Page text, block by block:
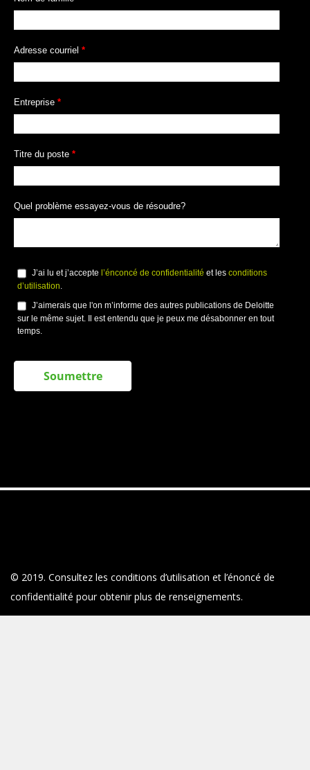
© 2019. Consultez les conditions d’utilisation et l’énoncé de
confidentialité pour obtenir plus de renseignements.